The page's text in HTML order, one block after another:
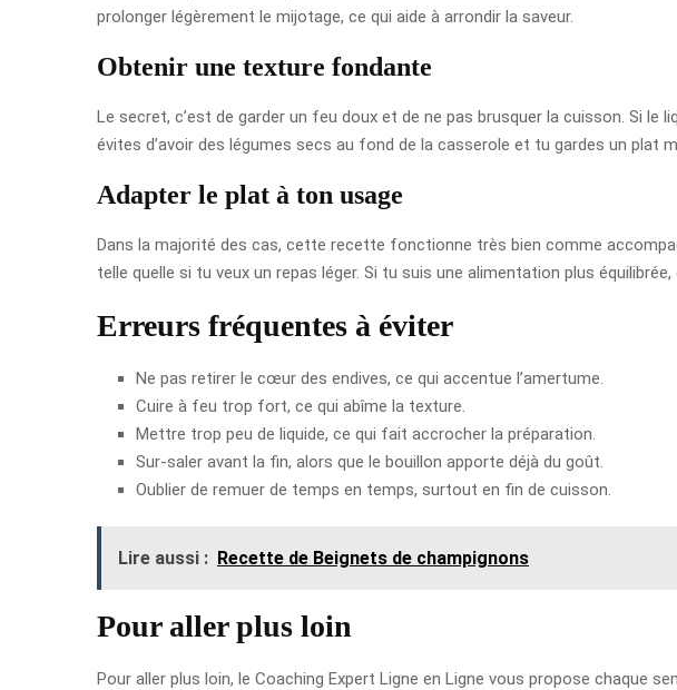
prolonger légèrement le mijotage, ce qui aide à arrondir la saveur.
Obtenir une texture fondante
Le secret, c’est de garder un feu doux et de ne pas brusquer la cuisson. Si le
évites d’avoir des légumes secs au fond de la casserole et tu gardes un plat
Adapter le plat à ton usage
Dans la majorité des cas, cette recette fonctionne très bien comme
telle quelle si tu veux un repas léger. Si tu suis une alimentation plus
Erreurs fréquentes à éviter
Ne pas retirer le cœur des endives, ce qui accentue l’amertume.
Cuire à feu trop fort, ce qui abîme la texture.
Mettre trop peu de liquide, ce qui fait accrocher la préparation.
Sur-saler avant la fin, alors que le bouillon apporte déjà du goût.
Oublier de remuer de temps en temps, surtout en fin de cuisson.
Lire aussi : Recette de Beignets de champignons
Pour aller plus loin
Pour aller plus loin, le Coaching Expert Ligne en Ligne vous propose chaque